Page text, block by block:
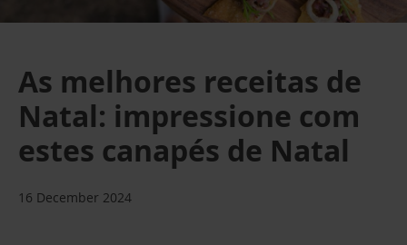
As melhores receitas de
Natal: impressione com
estes canapés de Natal
16 December 2024